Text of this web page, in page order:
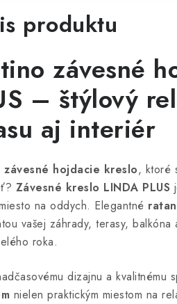
produktu
závesné
– štýlový
aj interiér
závesné hojdacie kreslo, ktoré
Závesné kreslo LINDA PLUS
na oddych. Elegantné
vašej záhrady, terasy,
roka.
dizajnu a kvalitnému
nielen praktickým miestom na